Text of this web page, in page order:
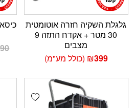
גלגלת השקיה חזרה אוטומטית
30 מטר + אקדח התזה 9
מצבים
₪399 (כולל מע"מ)
Add wishlist